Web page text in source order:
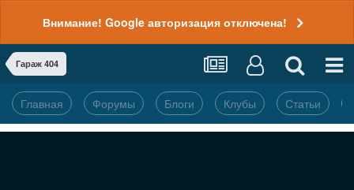
Внимание! Google авторизация отключена!
Гараж 404
Главная Форумы Блоги Клубы Статьи